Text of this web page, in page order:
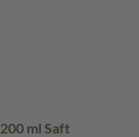
ml Saft